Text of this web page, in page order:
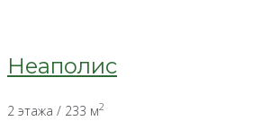
Неаполис
2 этажа / 233 м2